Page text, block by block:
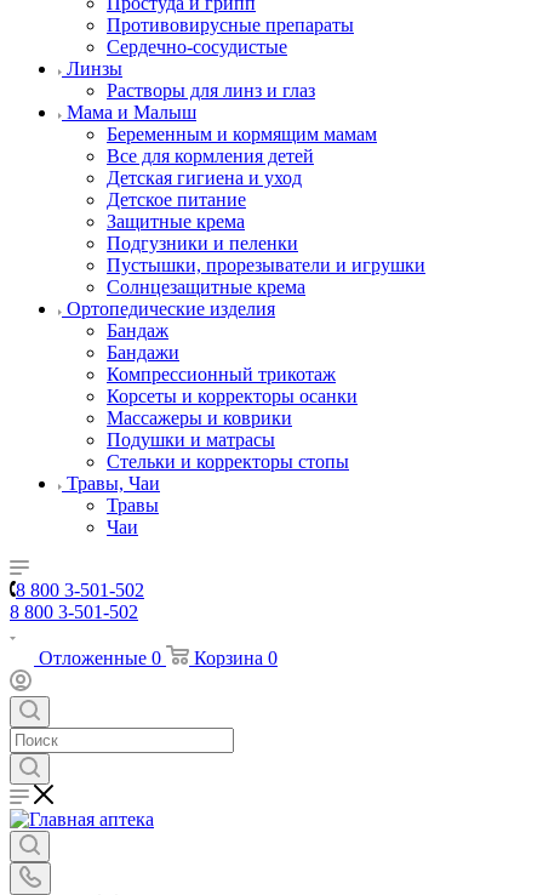
Противовирусные препараты
Сердечно-сосудистые
Линзы
Растворы для линз и глаз
Мама и Малыш
Беременным и кормящим мамам
Все для кормления детей
Детская гигиена и уход
Детское питание
Защитные крема
Подгузники и пеленки
Пустышки, прорезыватели и игрушки
Солнцезащитные крема
Ортопедические изделия
Бандаж
Бандажи
Компрессионный трикотаж
Корсеты и корректоры осанки
Массажеры и коврики
Подушки и матрасы
Стельки и корректоры стопы
Травы, Чаи
Травы
Чаи
8 800 3-501-502
8 800 3-501-502
Отложенные 0 Корзина 0